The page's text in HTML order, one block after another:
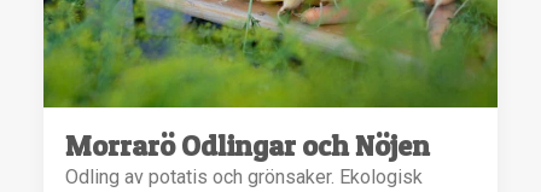
Morrarö Odlingar och Nöjen
Odling av potatis och grönsaker. Ekologisk